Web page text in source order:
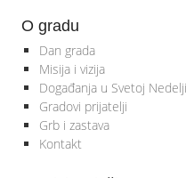
O gradu
Dan grada
Misija i vizija
Događanja u Svetoj Nedelji
Gradovi prijatelji
Grb i zastava
Kontakt